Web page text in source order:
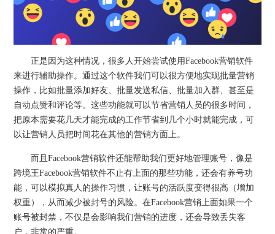
正是因为这种情况，很多人开始尝试使用Facebook营销软件
来进行辅助操作。通过这个软件我们可以很方便地实现批量营销
操作，比如批量添加好友、批量发送私信、批量加入群、甚至是
自动点赞和评论等。这些功能就可以节省营销人员的很多时间，
把原本需要花几天才能完成的工作节省到几个小时就能完成，可
以让营销人员把时间花在其他的营销方面上。
而且Facebook营销软件还能帮助我们更好地管理账号，像是
跨境王Facebook营销软件不止有上面的那些功能，还会有养号功
能，可以模拟真人的操作习惯，让账号的活跃度变得很高（增加
权重），从而减少被封号的风险。在Facebook营销上面如果一个
账号被封禁，不仅是会影响我们营销的进度，还会导致丢失客
户，非常的严重。